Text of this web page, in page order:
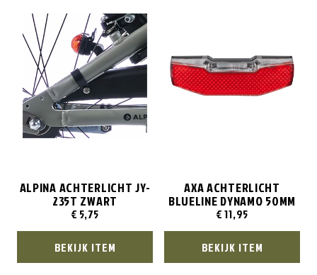
ALPINA ACHTERLICHT JY-
235T ZWART
€ 5,75
BEKIJK ITEM
AXA ACHTERLICHT
BLUELINE DYNAMO 50MM
€11,95
BEKIJK ITEM